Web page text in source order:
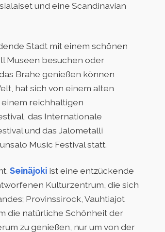
und eine Scandinavian
Stadt mit einem schönen
Museen besuchen oder
Brahe genießen können
hat sich von einem alten
reichhaltigen
das Internationale
und das Jalometalli
Music Festival statt.
Seinäjoki ist eine entzückende
Kulturzentrum, die sich
Provinssirock, Vauhtiajot
die natürliche Schönheit der
zu genießen, nur um von der